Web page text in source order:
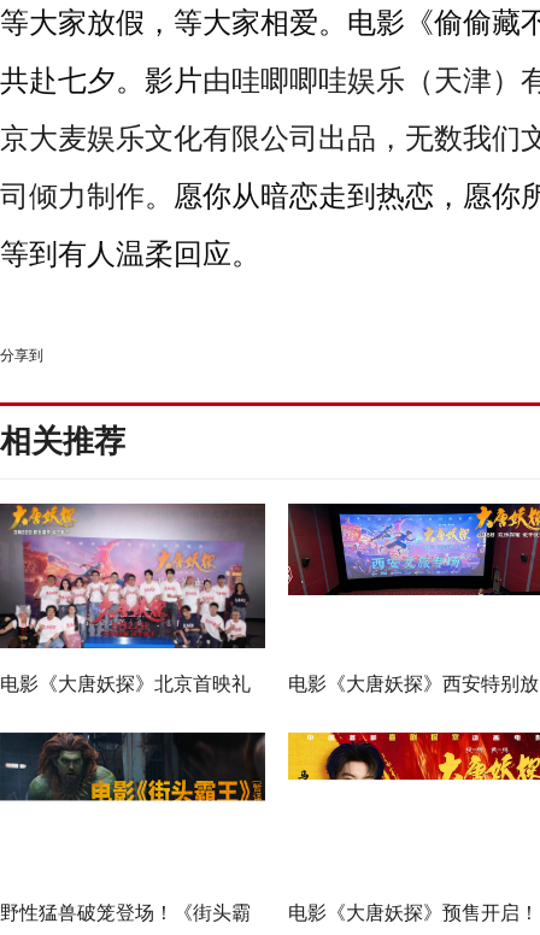
等大家放假，等大家相爱。电影《偷偷藏
共赴七夕。 影片由哇唧唧哇娱乐（天津）
京大麦娱乐文化有限公司出品，无数我们
司倾力制作。 愿你从暗恋走到热恋，愿你
等到 有人温柔回应。
分享到
相关推荐
电影《大唐妖探》北京首映礼
欢乐探案获观众盛赞：“夯！”
电影《大唐妖探》西安特别放
映 开启古城合家欢奇幻冒险
野性猛兽破笼登场！《街头霸 电影《大唐妖探》预售开启！